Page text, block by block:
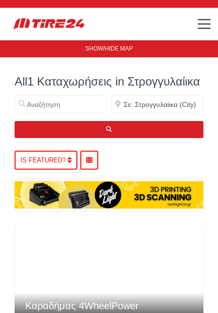
All1 Καταχωρήσεις in Στρογγυλαίικα
Αναζήτηση Κοντά
IS FEATURED?
Καραδήμας 4WheelPower
SHOW/HIDE MAP